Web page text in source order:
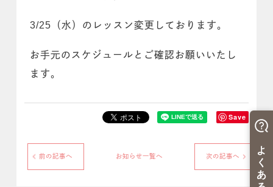
3/25（水）のレッスン変更しております。
お手元のスケジュールとご確認お願いいたし
ます。
Save
前の記事へ お知らせ一覧へ 次の記事へ